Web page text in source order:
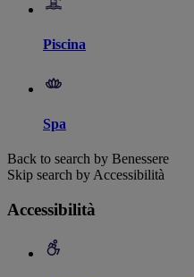
Piscina
Spa
Back to search by Benessere
Skip search by Accessibilità
Accessibilità